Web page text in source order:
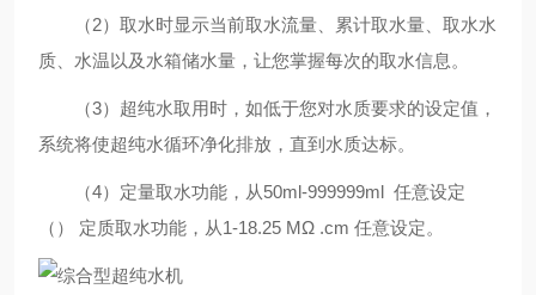
（2）取水时显示当前取水流量、累计取水量、取水水
质、水温以及水箱储水量，让您掌握每次的取水信息。
（3）超纯水取用时，如低于您对水质要求的设定值，
系统将使超纯水循环净化排放，直到水质达标。
（4）定量取水功能，从50ml-999999ml 任意设定
（） 定质取水功能，从1-18.25 MΩ .cm 任意设定。